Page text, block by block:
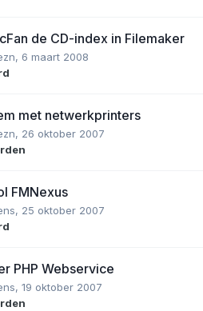
de CD-index in Filemaker
, 6 maart 2008
met netwerkprinters
, 26 oktober 2007
FMNexus
, 25 oktober 2007
PHP Webservice
, 19 oktober 2007